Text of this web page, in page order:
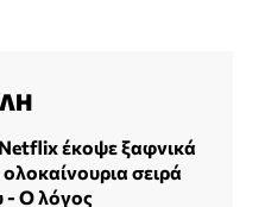
έκοψε ξαφνικά
ολοκαίνουρια σειρά
- Ο λόγος